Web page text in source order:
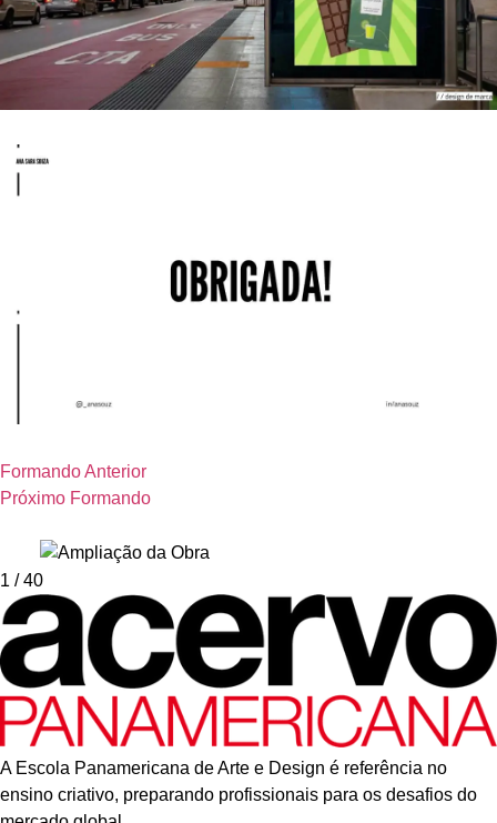
Formando Anterior
Próximo Formando
1 / 40
A Escola Panamericana de Arte e Design é referência no
ensino criativo, preparando profissionais para os desafios do